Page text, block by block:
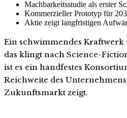
Machbarkeitsstudie als erster
Kommerzieller Prototyp für
Aktie zeigt langfristigen
Ein schwimmendes
das klingt nach Science-
ist es ein handfestes
Reichweite des
Zukunftsmarkt zeigt.